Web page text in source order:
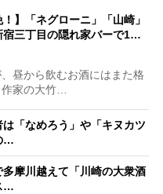
！】「ネグローニ」「山崎」
宿三丁目の隠れ家バーで1…
昼から飲むお酒にはまた格
家の大竹…
は「なめろう」や「キヌカツ
…
多摩川越えて「川崎の大衆酒
…